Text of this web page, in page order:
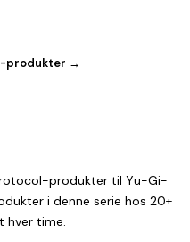
produkter →
produkter til Yu-Gi-
i denne serie hos 20+
hver time.